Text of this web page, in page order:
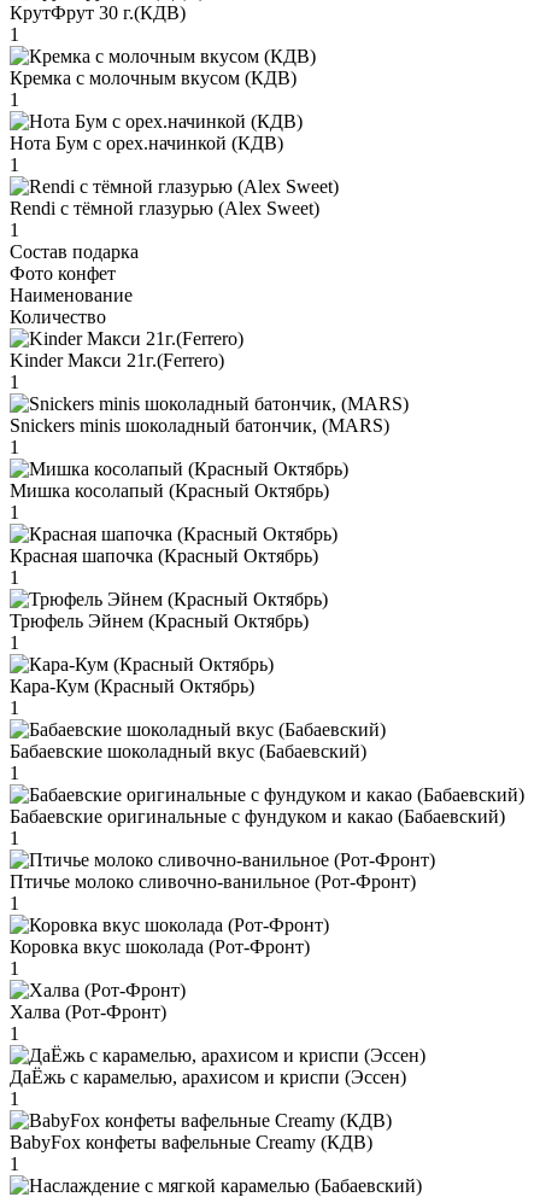
КрутФрут 30 г.(КДВ)
1
Кремка с молочным вкусом (КДВ)
1
Нота Бум с орех.начинкой (КДВ)
1
Rendi с тёмной глазурью (Alex Sweet)
1
Состав подарка
Фото конфет
Наименование
Количество
Kinder Макси 21г.(Ferrero)
1
Snickers minis шоколадный батончик, (MARS)
1
Мишка косолапый (Красный Октябрь)
1
Красная шапочка (Красный Октябрь)
1
Трюфель Эйнем (Красный Октябрь)
1
Кара-Кум (Красный Октябрь)
1
Бабаевские шоколадный вкус (Бабаевский)
1
Бабаевские оригинальные с фундуком и какао (Бабаевский)
1
Птичье молоко сливочно-ванильное (Рот-Фронт)
1
Коровка вкус шоколада (Рот-Фронт)
1
Халва (Рот-Фронт)
1
ДаЁжь с карамелью, арахисом и криспи (Эссен)
1
BabyFox конфеты вафельные Creamy (КДВ)
1